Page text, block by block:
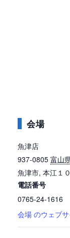
会場
魚津店
937-0805 富山
魚津市, 本江１
電話番号
0765-24-1616
会場 のウェブ